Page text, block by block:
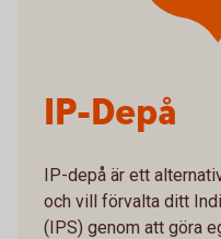
IP-Depå
IP-depå är ett
och vill förvalta ditt
(IPS) genom att göra